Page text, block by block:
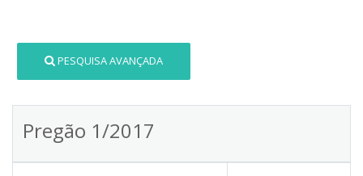
PESQUISA AVANÇADA
Pregão 1/2017